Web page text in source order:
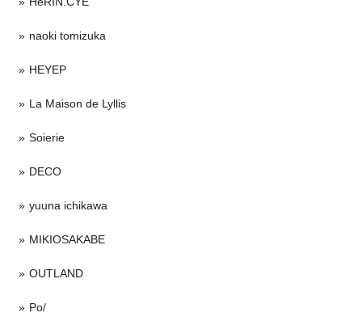
naoki tomizuka
HEYEP
La Maison de Lyllis
Soierie
DECO
yuuna ichikawa
MIKIOSAKABE
OUTLAND
Po/